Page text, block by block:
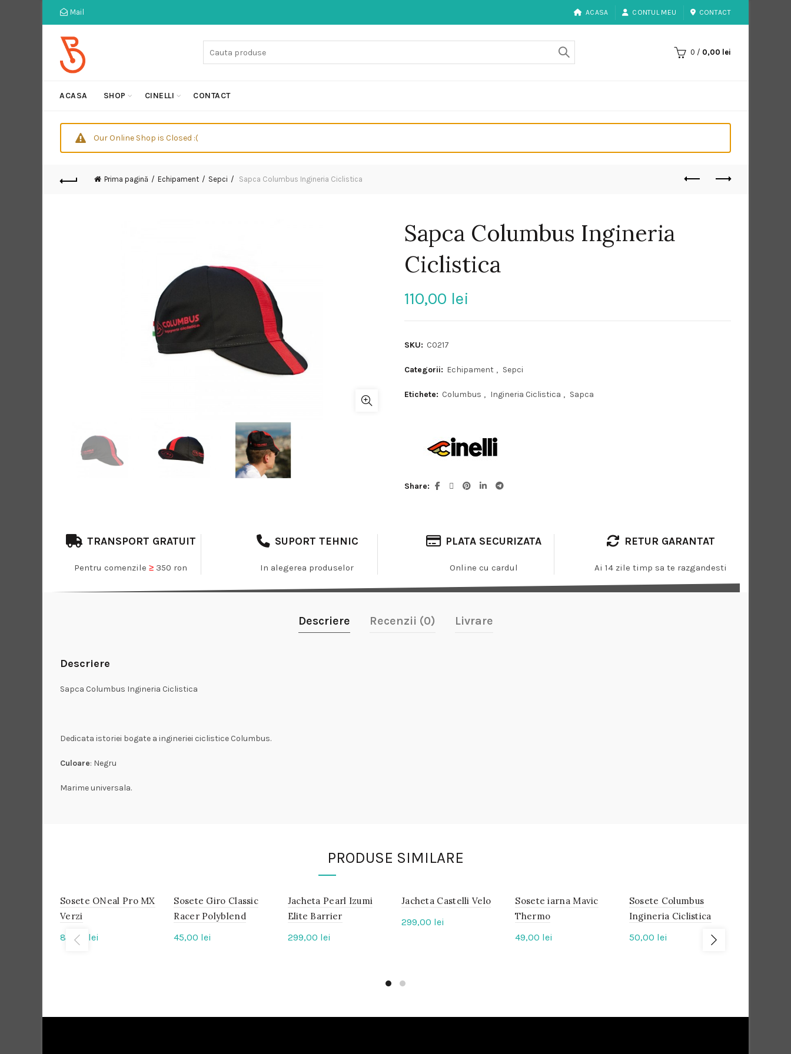
Mail ACASA CONTUL MEU CONTACT
0 / 0,00 lei
ACASA SHOP CINELLI CONTACT
Our Online Shop is Closed :(
Prima pagină Echipament Sepci Sapca Columbus Ingineria Ciclistica
Sapca Columbus Ingineria
Ciclistica
110,00 lei
SKU: C0217
Categorii: Echipament , Sepci
Etichete: Columbus , Ingineria Ciclistica , Sapca
Share
TRANSPORT GRATUIT
Pentru comenzile ≥350 ron
SUPORT TEHNIC
In alegerea produselor
PLATA SECURIZATA
Online cu cardul
RETUR GARANTAT
Ai 14 zile timp sa te razgandesti
Descriere Recenzii (0) Livrare
Descriere
Sapca Columbus Ingineria Ciclistica
Dedicata istoriei bogate a ingineriei ciclistice Columbus.
Culoare: Negru
Marime universala.
PRODUSE SIMILARE
IN
STOC
Sosete ONeal Pro MX
Verzi
80,00 lei
IN
STOC
Sosete Giro Classic
Racer Polyblend
45,00 lei
IN
STOC
Jacheta Pearl Izumi
Elite Barrier
299,00 lei
IN
STOC
Jacheta Castelli Velo
299,00 lei
IN
STOC
Sosete iarna Mavic
Thermo
49,00 lei
IN
STOC
Sosete Columbus
Ingineria Ciclistica
50,00 lei